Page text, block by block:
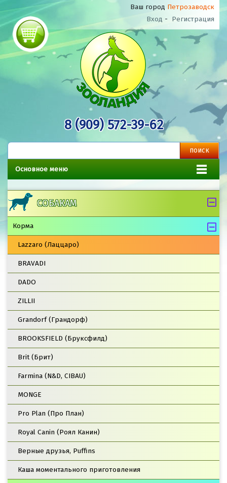
Ваш город Петрозаводск
Вход - Регистрация
8 (909) 572-39-62
Основное меню
СОБАКАМ
Корма
Lazzaro (Лаццаро)
BRAVADI
DADO
ZILLII
Grandorf (Грандорф)
BROOKSFIELD (Бруксфилд)
Brit (Брит)
Farmina (N&D, CIBAU)
MONGE
Pro Plan (Про План)
Royal Canin (Роял Канин)
Верные друзья, Puffins
Каша моментального приготовления